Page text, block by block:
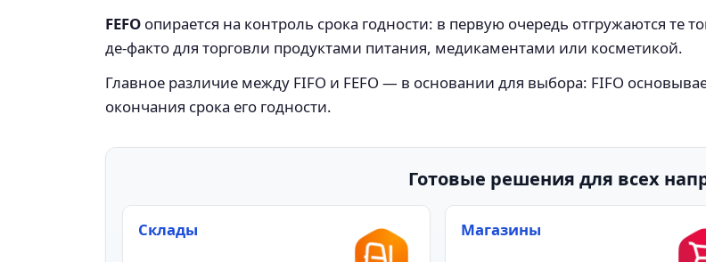
FEFO опирается на контроль срока годности: в первую очередь отгружаются те
де-факто для торговли продуктами питания, медикаментами или косметикой.
Главное различие между FIFO и FEFO — в основании для выбора: FIFO
окончания срока его годности.
Готовые решения для всех
Склады Магазины